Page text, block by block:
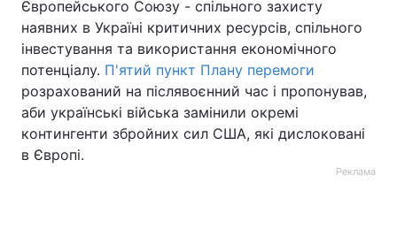
Європейського Союзу - спільного захисту
наявних в Україні критичних ресурсів, спільного
інвестування та використання економічного
потенціалу. П'ятий пункт Плану перемоги
розрахований на післявоєнний час і пропонував,
аби українські війська замінили окремі
контингенти збройних сил США, які дислоковані
в Європі.
Реклама